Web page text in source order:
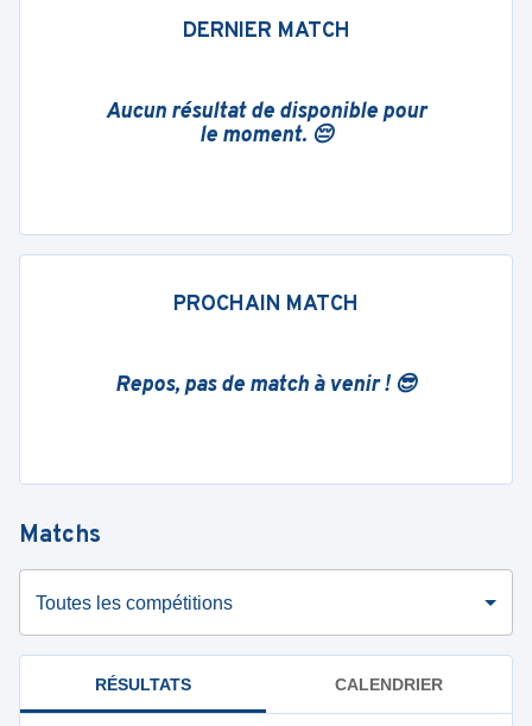
DERNIER MATCH
Aucun résultat de disponible pour
le moment. 😔
PROCHAIN MATCH
Repos, pas de match à venir ! 😎
Matchs
Toutes les compétitions
RÉSULTATS CALENDRIER